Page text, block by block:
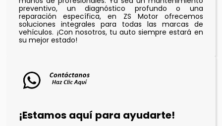
preventivo, un diagnóstico profundo o una
reparación específica, en ZS Motor ofrecemos
soluciones integrales para todas las marcas de
vehículos. ¡Con nosotros, tu auto siempre estará en
su mejor estado!
¡Estamos aquí para ayudarte!